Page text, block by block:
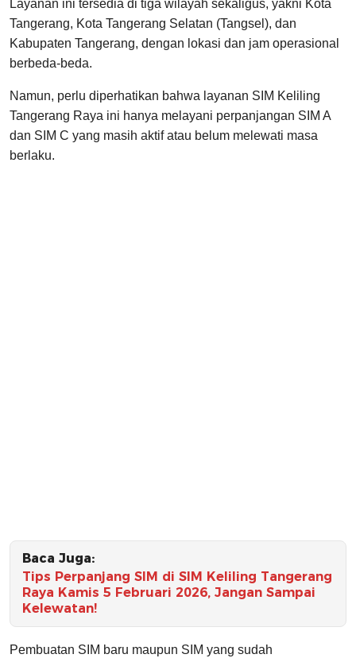
Layanan ini tersedia di tiga wilayah sekaligus, yakni Kota
Tangerang, Kota Tangerang Selatan (Tangsel), dan
Kabupaten Tangerang, dengan lokasi dan jam operasional
berbeda-beda.
Namun, perlu diperhatikan bahwa layanan SIM Keliling
Tangerang Raya ini hanya melayani perpanjangan SIM A
dan SIM C yang masih aktif atau belum melewati masa
berlaku.
Baca Juga:
Tips Perpanjang SIM di SIM Keliling Tangerang
Raya Kamis 5 Februari 2026, Jangan Sampai
Kelewatan!
Pembuatan SIM baru maupun SIM yang sudah